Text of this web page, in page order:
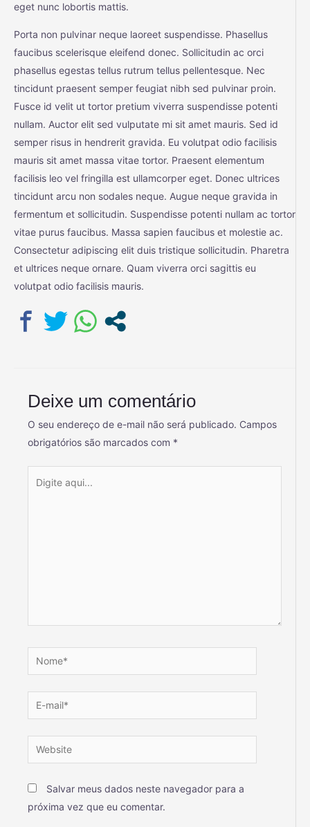
eget nunc lobortis mattis.
Porta non pulvinar neque laoreet suspendisse. Phasellus
faucibus scelerisque eleifend donec. Sollicitudin ac orci
phasellus egestas tellus rutrum tellus pellentesque. Nec
tincidunt praesent semper feugiat nibh sed pulvinar proin.
Fusce id velit ut tortor pretium viverra suspendisse potenti
nullam. Auctor elit sed vulputate mi sit amet mauris. Sed id
semper risus in hendrerit gravida. Eu volutpat odio facilisis
mauris sit amet massa vitae tortor. Praesent elementum
facilisis leo vel fringilla est ullamcorper eget. Donec ultrices
tincidunt arcu non sodales neque. Augue neque gravida in
fermentum et sollicitudin. Suspendisse potenti nullam ac tortor
vitae purus faucibus. Massa sapien faucibus et molestie ac.
Consectetur adipiscing elit duis tristique sollicitudin. Pharetra
et ultrices neque ornare. Quam viverra orci sagittis eu
volutpat odio facilisis mauris.
Deixe um comentário
O seu endereço de e-mail não será publicado. Campos
obrigatórios são marcados com *
Salvar meus dados neste navegador para a
próxima vez que eu comentar.